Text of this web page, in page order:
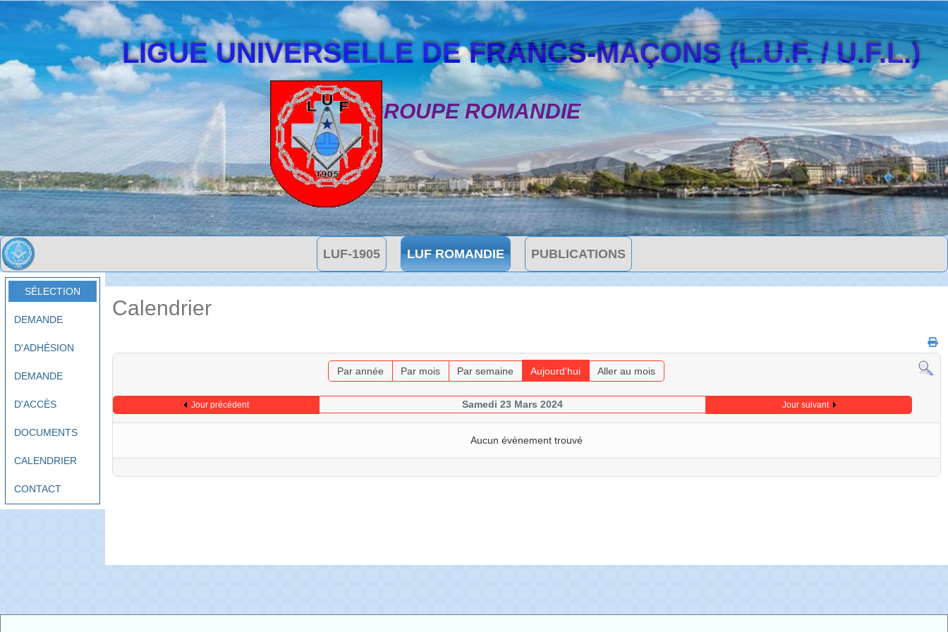
LIGUE UNIVERSELLE DE FRANCS-MAÇONS (L.U.F. / U.F.L.)
GROUPE ROMANDIE
LUF-1905 LUF ROMANDIE PUBLICATIONS
SÉLECTION
DEMANDE
D'ADHÉSION
DEMANDE
D'ACCÈS
DOCUMENTS
CALENDRIER
CONTACT
Calendrier
Par année Par mois Par semaine Aujourd'hui Aller au mois
Jour précédent Samedi 23 Mars 2024 Jour suivant
Aucun évènement trouvé